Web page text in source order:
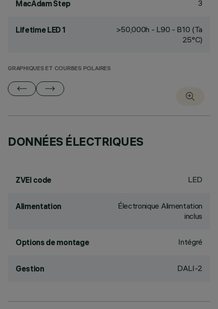
MacAdam Step 3
Lifetime LED 1
>50,000h - L90 - B10 (Ta
25°C)
GRAPHIQUES ET COURBES POLAIRES
DONNÉES ÉLECTRIQUES
ZVEI code LED
Alimentation
Électronique Alimentation
inclus
Options de montage Intégré
Gestion DALI-2